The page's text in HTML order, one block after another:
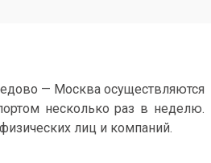
— Москва осуществляются
несколько раз в неделю.
лиц и компаний.